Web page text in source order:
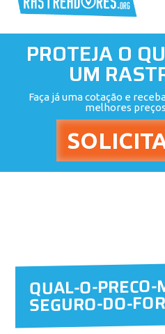
PROTEJA O
UM
Faça já uma cotação e
melhores
QUAL-O-
SEGURO-DO-